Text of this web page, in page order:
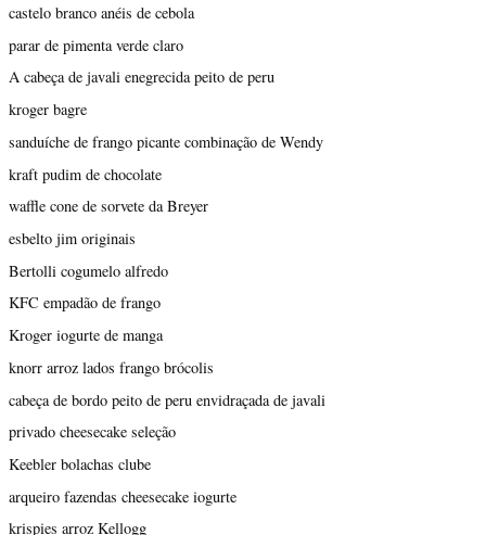
castelo branco anéis de cebola
parar de pimenta verde claro
A cabeça de javali enegrecida peito de peru
kroger bagre
sanduíche de frango picante combinação de Wendy
kraft pudim de chocolate
waffle cone de sorvete da Breyer
esbelto jim originais
Bertolli cogumelo alfredo
KFC empadão de frango
Kroger iogurte de manga
knorr arroz lados frango brócolis
cabeça de bordo peito de peru envidraçada de javali
privado cheesecake seleção
Keebler bolachas clube
arqueiro fazendas cheesecake iogurte
krispies arroz Kellogg